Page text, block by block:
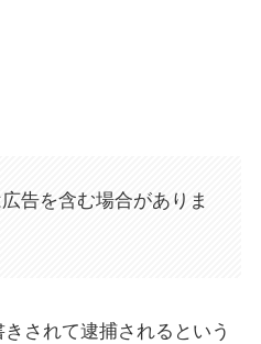
告を含む場合がありま
されて逮捕されるという